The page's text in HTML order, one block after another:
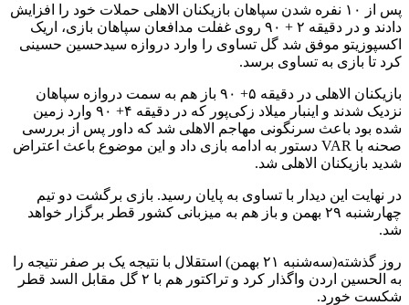
پس از ۱۰ نفره شدن سپاهان بازیکنان الاهلی حملات خود را افزایش
دادند و در دقیقه ۲ + ۹۰ روی غفلت مدافعان سپاهان بازی، اریک
اکسپوزیتو موفق شد گل تساوی را وارد دروازه سیدحسین حسینی
کرد تا بازی به تساوی برسد.
بازیکنان الاهلی در دقیقه ۵+ ۹۰ باز هم به سمت دروازه سپاهان
نزدیک شدند و اینبار میلاد زکی‌پور که در دقیقه ۴+ ۹۰ وارد زمین
شده بود باعث سرنگونی مهاجم الاهلی شد که داور پس از بررسی
صحنه با VAR دستور به ادامه بازی داد و این موضوع باعث اعتراض‌
شدید بازیکنان الاهلی شد.
در نهایت این دیدار با تساوی به پایان رسید. بازی برگشت دو تیم
چهارشنبه ۲۹ بهمن و باز هم به میزبانی کشور قطر برگزار خواهد
شد.
روز گذشته(سه‌شنبه ۲۱ بهمن) استقلال با نتیجه یک بر صفر نتیجه را
به الحسین اردن واگذار کرد و تراکتور هم با ۲ گل مقابل السد قطر
شکست خورد.